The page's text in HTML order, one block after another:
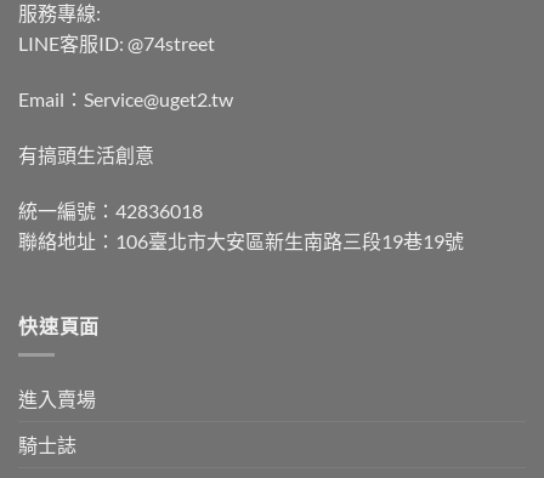
服務專線:
LINE客服ID: @74street
Email：Service@uget2.tw
有搞頭生活創意
統一編號：42836018
聯絡地址：106臺北市大安區新生南路三段19巷19號
快速頁面
進入賣場
騎士誌